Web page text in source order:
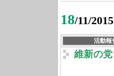
18/11/2015
活動報
維新の